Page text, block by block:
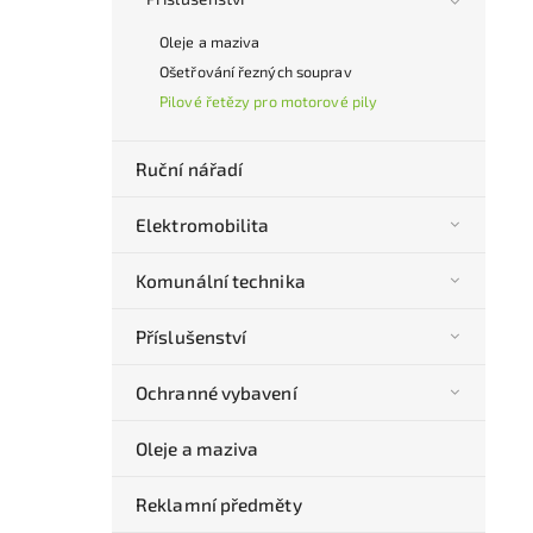
Oleje a maziva
Ošetřování řezných souprav
Pilové řetězy pro motorové pily
Ruční nářadí
Elektromobilita
Komunální technika
Příslušenství
Ochranné vybavení
Oleje a maziva
Reklamní předměty